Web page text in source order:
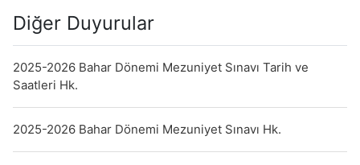
Diğer Duyurular
2025-2026 Bahar Dönemi Mezuniyet Sınavı Tarih ve
Saatleri Hk.
2025-2026 Bahar Dönemi Mezuniyet Sınavı Hk.